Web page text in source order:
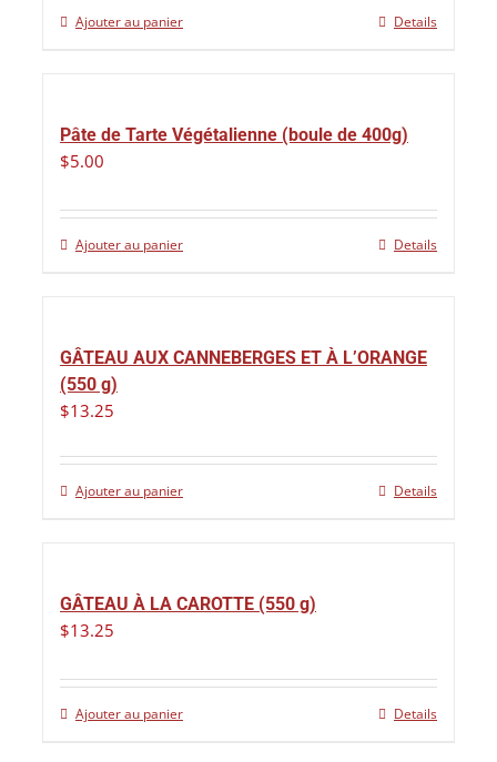
Ajouter au panier Details
Pâte de Tarte Végétalienne (boule de 400g)
$5.00
Ajouter au panier Details
GÂTEAU AUX CANNEBERGES ET À L’ORANGE
(550 g)
$13.25
Ajouter au panier Details
GÂTEAU À LA CAROTTE (550 g)
$13.25
Ajouter au panier Details